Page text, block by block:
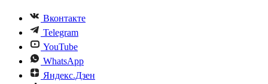
Вконтакте
Telegram
YouTube
WhatsApp
Яндекс.Дзен